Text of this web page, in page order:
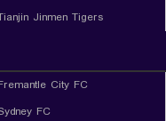
Jinmen Tigers
City FC
FC